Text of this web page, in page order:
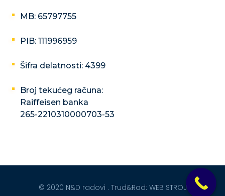
MB: 65797755
PIB: 111996959
Šifra delatnosti: 4399
Broj tekućeg računa:
Raiffeisen banka
265-2210310000703-53
© 2020 N&D radovi . Trud&Rad: WEB STROJ